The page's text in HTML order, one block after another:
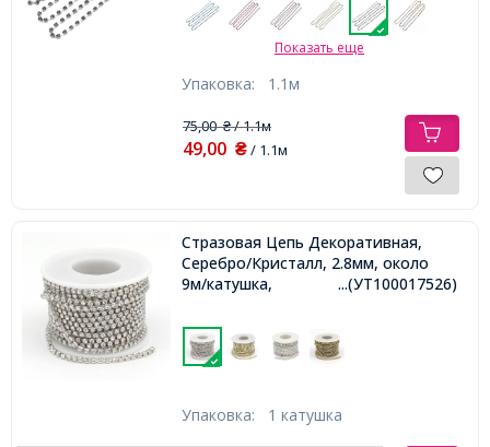
Показать еще
Упаковка: 1.1м
75,00₴/ 1.1м
49,00 ₴/ 1.1м
Стразовая Цепь Декоративная,
Серебро/Кристалл, 2.8мм, около
9м/катушка,
...(УТ100017526)
Упаковка: 1 катушка